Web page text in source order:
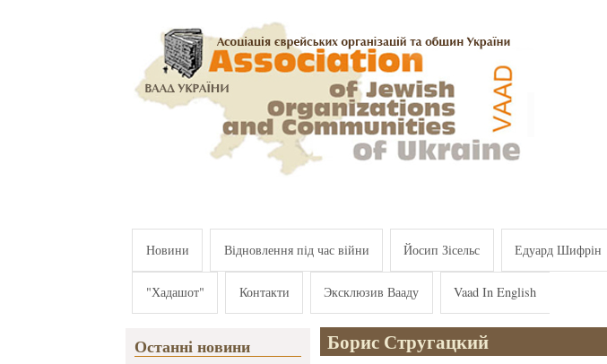
Новини Відновлення під час війни Йосип Зісельс Едуард Шифрін
"Хадашот" Контакти Эксклюзив Вааду Vaad In English
Останні новини Борис Стругацкий